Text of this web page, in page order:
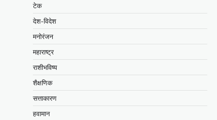
टेक
देश-विदेश
मनोरंजन
महाराष्ट्र
राशीभविष्य
शैक्षणिक
सत्ताकारण
हवामान